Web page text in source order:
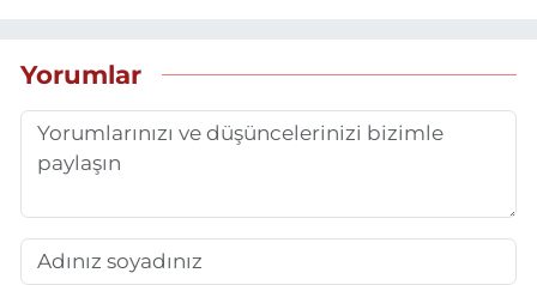
Yorumlar